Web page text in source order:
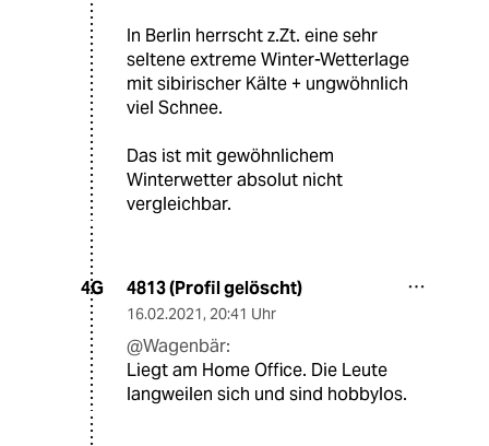
In Berlin herrscht z.Zt. eine sehr
seltene extreme Winter-Wetterlage
mit sibirischer Kälte + ungwöhnlich
viel Schnee.
Das ist mit gewöhnlichem
Winterwetter absolut nicht
vergleichbar.
4G 4813 (Profil gelöscht)
16.02.2021, 20:41 Uhr
@Wagenbär:
Liegt am Home Office. Die Leute
langweilen sich und sind hobbylos.